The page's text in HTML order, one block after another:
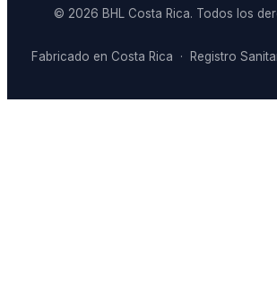
© 2026 BHL Costa Rica. Todos los
Fabricado en Costa Rica · Registro